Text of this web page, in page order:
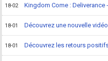
18-02 Kingdom Come :
18-01 Découvrez une nouvelle
18-01 Découvrez les retours